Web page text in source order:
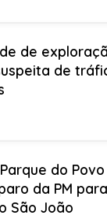
de
de
do
da PM
São João